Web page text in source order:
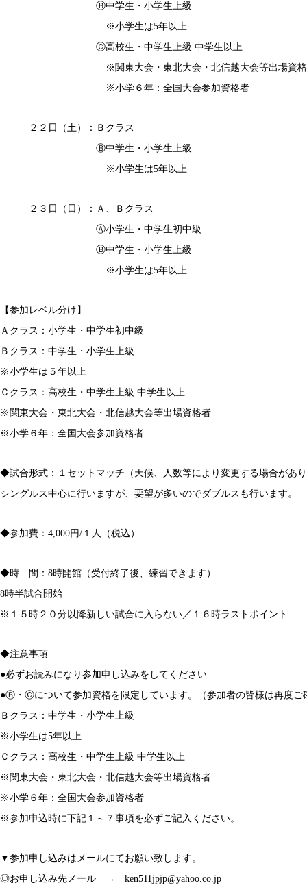
Ⓑ中学生・小学生上級
※小学生は5年以上
Ⓒ高校生・中学生上級 中学生以上
※関東大会・東北大会・北信越大会等出場資格
※小学６年：全国大会参加資格者
２２日（土）：Ｂクラス
Ⓑ中学生・小学生上級
※小学生は5年以上
２３日（日）：Ａ、Ｂクラス
Ⓐ小学生・中学生初中級
Ⓑ中学生・小学生上級
※小学生は5年以上
【参加レベル分け】
Ａクラス：小学生・中学生初中級
Ｂクラス：中学生・小学生上級
※小学生は５年以上
Ｃクラス：高校生・中学生上級 中学生以上
※関東大会・東北大会・北信越大会等出場資格者
※小学６年：全国大会参加資格者
◆試合形式：１セットマッチ（天候、人数等により変更する場合があ
シングルス中心に行いますが、要望が多いのでダブルスも行います。
◆参加費：4,000円/１人（税込）
◆時 間：8時開館（受付終了後、練習できます）
8時半試合開始
※１５時２０分以降新しい試合に入らない／１６時ラストポイント
◆注意事項
●必ずお読みになり参加申し込みをしてください
●Ⓑ・Ⓒについて参加資格を限定しています。（参加者の皆様は再度ご
Ｂクラス：中学生・小学生上級
※小学生は5年以上
Ｃクラス：高校生・中学生上級 中学生以上
※関東大会・東北大会・北信越大会等出場資格者
※小学６年：全国大会参加資格者
※参加申込時に下記１～７事項を必ずご記入ください。
▼参加申し込みはメールにてお願い致します。
◎お申し込み先メール → ken511jpjp@yahoo.co.jp